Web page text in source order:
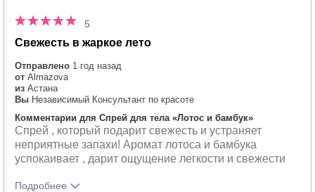
5
Свежесть в жаркое лето
Отправлено 1 год назад
от Almazova
из Астана
Вы Независимый Консультант по красоте
Комментарии для Спрей для тела «Лотос и бамбук»
Спрей , который подарит свежесть и устраняет
неприятные запахи! Аромат лотоса и бамбука
успокаивает , дарит ощущение легкости и свежести
Подробнее